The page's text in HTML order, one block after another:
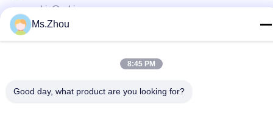
yxhjc@yxhjc.com
Politique de confidentialité| Plan du site
Ms.Zhou
8:45 PM
Good day, what product are you looking for?